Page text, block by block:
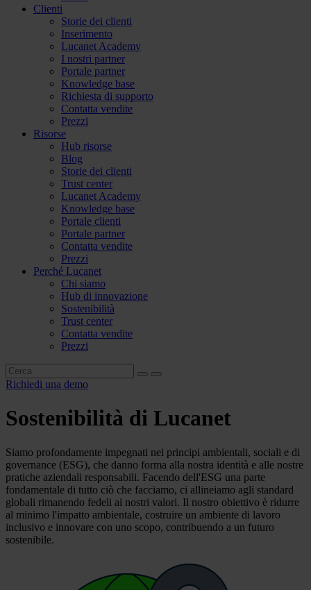
Clienti
Storie dei clienti
Inserimento
Lucanet Academy
I nostri partner
Portale partner
Knowledge base
Richiesta di supporto
Contatta vendite
Prezzi
Risorse
Hub risorse
Blog
Storie dei clienti
Trust center
Lucanet Academy
Knowledge base
Portale clienti
Portale partner
Contatta vendite
Prezzi
Perché Lucanet
Chi siamo
Hub di innovazione
Sostenibilità
Trust center
Contatta vendite
Prezzi
Richiedi una demo
Sostenibilità di Lucanet
Siamo profondamente impegnati nei principi ambientali, sociali e di
governance (ESG), che danno forma alla nostra identità e alle nostre
pratiche aziendali responsabili. Facendo dell'ESG una parte
fondamentale di tutto ciò che facciamo, ci allineiamo agli standard
globali rimanendo fedeli ai nostri valori. Il nostro obiettivo è ridurre
al minimo l'impatto ambientale, costruire un ambiente di lavoro
inclusivo e innovare con uno scopo, contribuendo a un futuro
sostenibile.